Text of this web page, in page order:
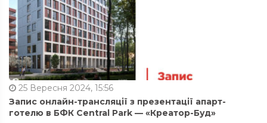
25 Вересня 2024, 15:56
Запис онлайн-трансляції з презентації апарт-
готелю в БФК Central Park — «Креатор-Буд»